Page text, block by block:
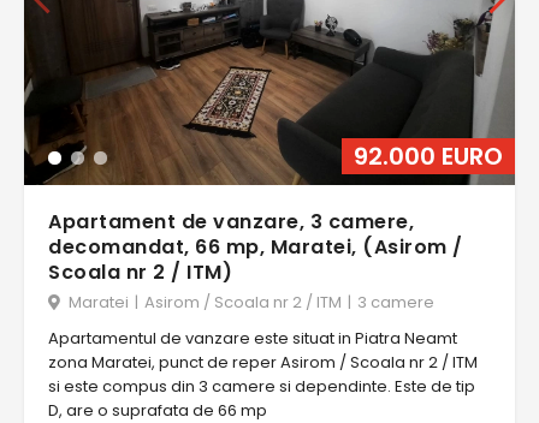
92.000 EURO
Apartament de vanzare, 3 camere,
decomandat, 66 mp, Maratei, (Asirom /
Scoala nr 2 / ITM)
Maratei | Asirom / Scoala nr 2 / ITM | 3 camere
Apartamentul de vanzare este situat in Piatra Neamt
zona Maratei, punct de reper Asirom / Scoala nr 2 / ITM
si este compus din 3 camere si dependinte. Este de tip
D, are o suprafata de 66 mp